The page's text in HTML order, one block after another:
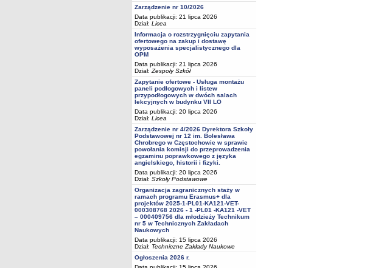
Zarządzenie nr 10/2026
Data publikacji: 21 lipca 2026
Dział: Licea
Informacja o rozstrzygnięciu zapytania
ofertowego na zakup i dostawę
wyposażenia specjalistycznego dla
OPM
Data publikacji: 21 lipca 2026
Dział: Zespoły Szkół
Zapytanie ofertowe - Usługa montażu
paneli podłogowych i listew
przypodłogowych w dwóch salach
lekcyjnych w budynku VII LO
Data publikacji: 20 lipca 2026
Dział: Licea
Zarządzenie nr 4/2026 Dyrektora Szkoły
Podstawowej nr 12 im. Bolesława
Chrobrego w Częstochowie w sprawie
powołania komisji do przeprowadzenia
egzaminu poprawkowego z języka
angielskiego, historii i fizyki.
Data publikacji: 20 lipca 2026
Dział: Szkoły Podstawowe
Organizacja zagranicznych staży w
ramach programu Erasmus+ dla
projektów 2025-1-PL01-KA121-VET-
000308768 2026 - 1 -PL01 -KA121 -VET
– 000409756 dla młodzieży Technikum
nr 5 w Technicznych Zakładach
Naukowych
Data publikacji: 15 lipca 2026
Dział: Techniczne Zakłady Naukowe
Ogłoszenia 2026 r.